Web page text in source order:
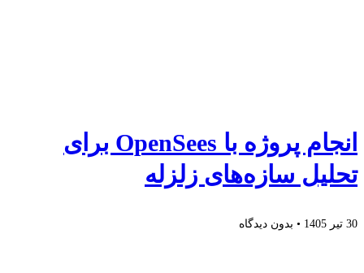
انجام پروژه با OpenSees برای
تحلیل سازه‌های زلزله
30 تیر 1405 بدون دیدگاه